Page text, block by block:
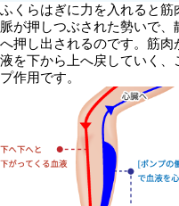
ふくらはぎに力を入れると
脈が押しつぶされた勢いで
へ押し出されるのです。筋
液を下から上へ戻していく
プ作用です。